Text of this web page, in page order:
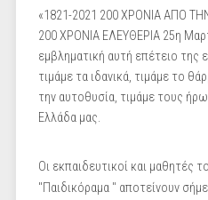
«1821-2021 200 ΧΡΟΝΙΑ ΑΠΟ
200 ΧΡΟΝΙΑ ΕΛΕΥΘΕΡΙΑ 25η
εμβληματική αυτή επέτειο της
τιμάμε τα ιδανικά, τιμάμε το
την αυτοθυσία, τιμάμε τους
Ελλάδα μας.
Οι εκπαιδευτικοί και μαθητές
"Παιδικόραμα " αποτείνουν